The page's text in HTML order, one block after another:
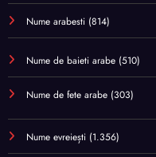
Nume arabesti (814)
Nume de baieti arabe (510)
Nume de fete arabe (303)
Nume evreiești (1.356)